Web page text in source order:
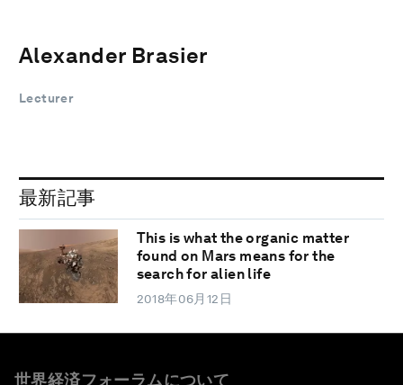
Alexander Brasier
Lecturer
最新記事
This is what the organic matter
found on Mars means for the
search for alien life
2018年06月12日
世界経済フォーラムについて